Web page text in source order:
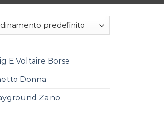
E Voltaire Borse
Donna
Zaino